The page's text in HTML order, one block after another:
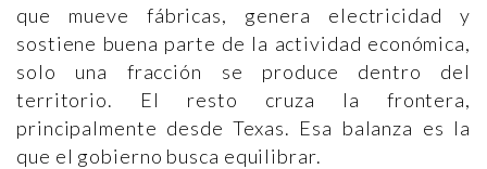
que mueve fábricas, genera electricidad y
sostiene buena parte de la actividad económica,
solo una fracción se produce dentro del
territorio. El resto cruza la frontera,
principalmente desde Texas. Esa balanza es la
que el gobierno busca equilibrar.